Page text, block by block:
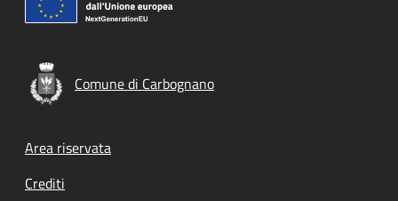
Comune di Carbognano
Footer menu
Area riservata
Crediti